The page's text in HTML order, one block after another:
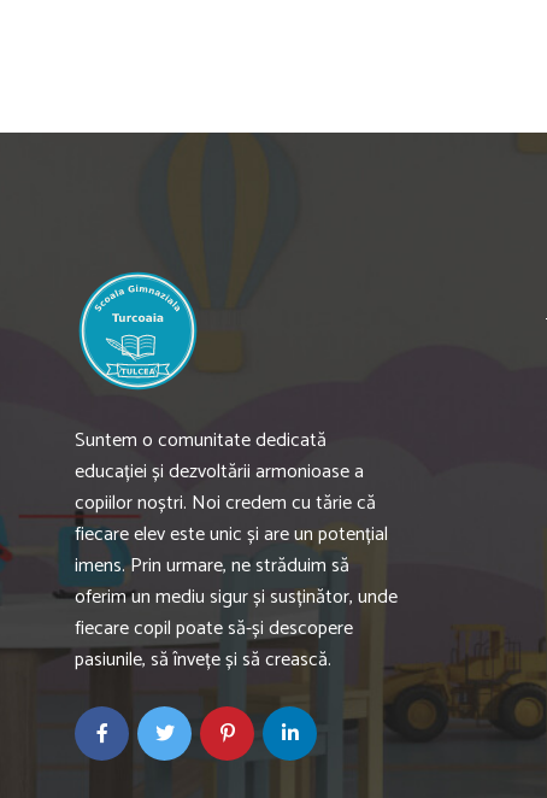
Suntem o comunitate dedicată
educației și dezvoltării armonioase a
copiilor noștri. Noi credem cu tărie că
fiecare elev este unic și are un potențial
imens. Prin urmare, ne străduim să
oferim un mediu sigur și susținător, unde
fiecare copil poate să-și descopere
pasiunile, să învețe și să crească.